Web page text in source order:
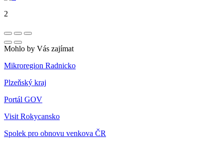
2
Mohlo by Vás zajímat
Mikroregion Radnicko
Plzeňský kraj
Portál GOV
Visit Rokycansko
Spolek pro obnovu venkova ČR